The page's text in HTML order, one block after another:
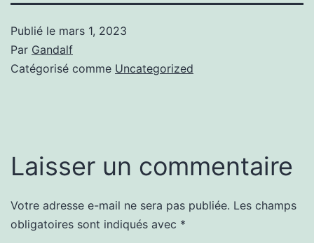
Publié le mars 1, 2023
Par Gandalf
Catégorisé comme Uncategorized
Laisser un commentaire
Votre adresse e-mail ne sera pas publiée. Les champs
obligatoires sont indiqués avec *